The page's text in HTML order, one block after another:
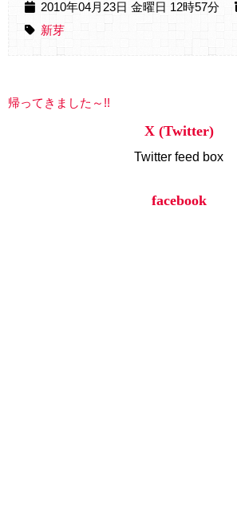
2010年04月23日 金曜日 12時57分
新芽
帰ってきました～!!
X (Twitter)
Twitter feed box
facebook